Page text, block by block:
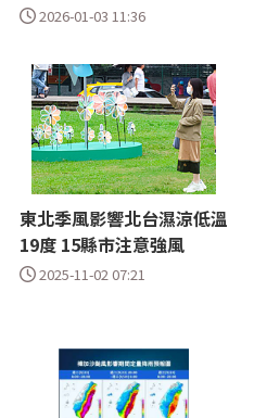
2026-01-03 11:36
東北季風影響北台濕涼低溫
19度 15縣市注意強風
2025-11-02 07:21